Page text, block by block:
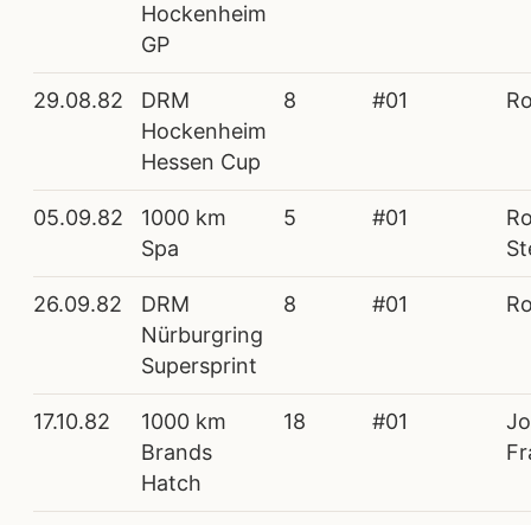
Hockenheim
GP
29.08.82
DRM
Hockenheim
Hessen Cup
8 #01
05.09.82
1000 km
Spa
5 #01
26.09.82
DRM
Nürburgring
Supersprint
8 #01
17.10.82
1000 km
Brands
Hatch
18 #01